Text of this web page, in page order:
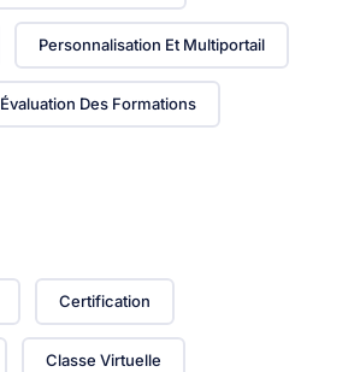
Personnalisation Et Multiportail
Évaluation Des Formations
Certification
Classe Virtuelle